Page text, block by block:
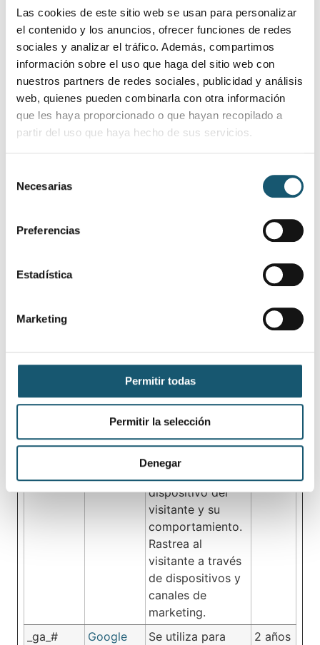
Las cookies de este sitio web se usan para personalizar
el contenido y los anuncios, ofrecer funciones de redes
sociales y analizar el tráfico. Además, compartimos
información sobre el uso que haga del sitio web con
nuestros partners de redes sociales, publicidad y análisis
web, quienes pueden combinarla con otra información
que les haya proporcionado o que hayan recopilado a
partir del uso que haya hecho de sus servicios.
Necesarias
Preferencias
Estadística
Marketing
Permitir todas
Permitir la selección
Denegar
estadísticos y
mapas térmicos
para el
propietario de la
web.
_clsk Microsoft Registra datos
estadísticos del
comportamiento
1 día
análisis internos
por el operador
de la web.
Sesión
Google
Se utiliza para
enviar datos a
Google Analytics
dispositivo del
visitante y su
comportamiento.
Rastrea al
visitante a través
de dispositivos y
canales de
marketing.
_ga_# Google
Se utiliza para
2 años